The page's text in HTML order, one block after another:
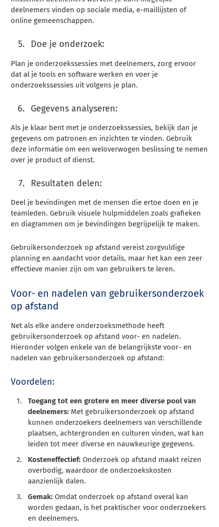
deelnemers vinden op sociale media, e-maillijsten of
online gemeenschappen.
Doe je onderzoek:
Plan je onderzoekssessies met deelnemers, zorg ervoor
dat al je tools en software werken en voer je
onderzoekssessies uit volgens je plan.
Gegevens analyseren:
Als je klaar bent met je onderzoekssessies, bekijk dan je
gegevens om patronen en inzichten te vinden. Gebruik
deze informatie om een weloverwogen beslissing te nemen
over je product of dienst.
Resultaten delen:
Deel je bevindingen met de mensen die ertoe doen en je
teamleden. Gebruik visuele hulpmiddelen zoals grafieken
en diagrammen om je bevindingen begrijpelijk te maken.
Gebruikersonderzoek op afstand vereist zorgvuldige
planning en aandacht voor details, maar het kan een zeer
effectieve manier zijn om van gebruikers te leren.
Voor- en nadelen van gebruikersonderzoek
op afstand
Net als elke andere onderzoeksmethode heeft
gebruikersonderzoek op afstand voor- en nadelen.
Hieronder volgen enkele van de belangrijkste voor- en
nadelen van gebruikersonderzoek op afstand:
Voordelen:
Toegang tot een grotere en meer diverse pool van
deelnemers: Met gebruikersonderzoek op afstand
kunnen onderzoekers deelnemers van verschillende
plaatsen, achtergronden en culturen vinden, wat kan
leiden tot meer diverse en nauwkeurige gegevens.
Kosteneffectief: Onderzoek op afstand maakt reizen
overbodig, waardoor de onderzoekskosten
aanzienlijk dalen.
Gemak: Omdat onderzoek op afstand overal kan
worden gedaan, is het praktischer voor onderzoekers
en deelnemers.